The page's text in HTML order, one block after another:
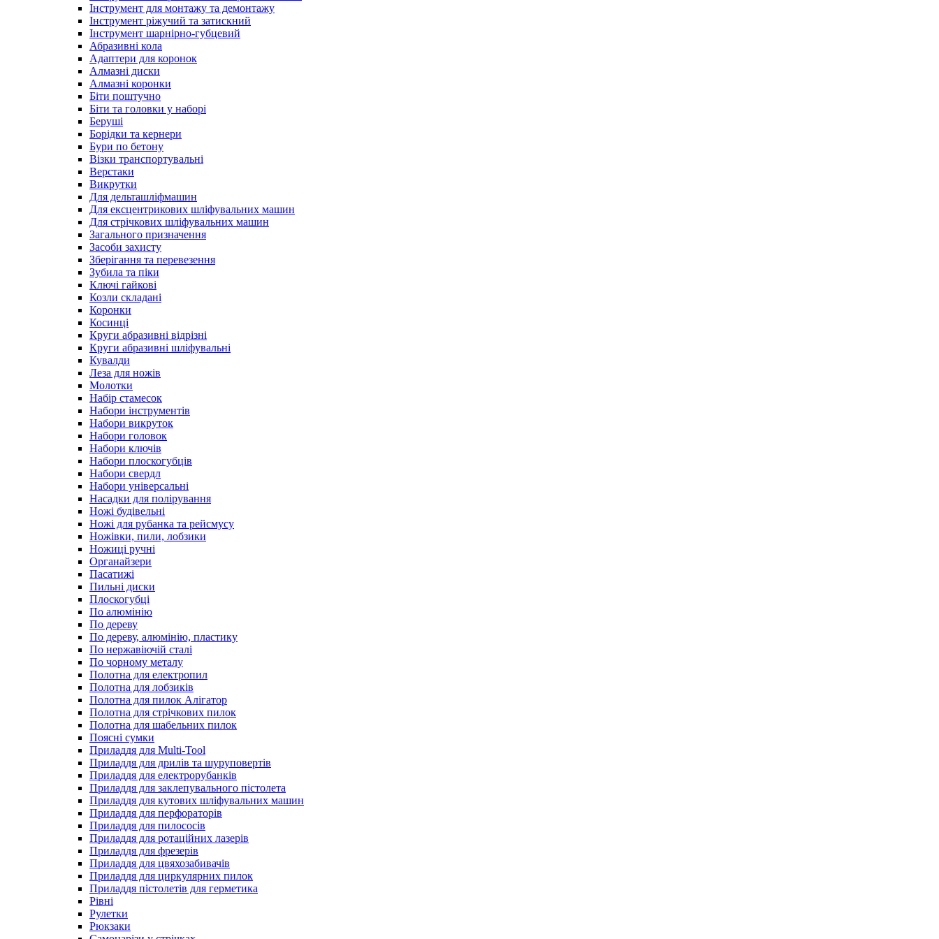
Інструмент для монтажу та демонтажу
Інструмент ріжучий та затискний
Інструмент шарнірно-губцевий
Абразивні кола
Адаптери для коронок
Алмазні диски
Алмазні коронки
Біти поштучно
Біти та головки у наборі
Беруші
Борідки та кернери
Бури по бетону
Візки транспортувальні
Верстаки
Викрутки
Для дельташліфмашин
Для ексцентрикових шліфувальних машин
Для стрічкових шліфувальних машин
Загального призначення
Засоби захисту
Зберігання та перевезення
Зубила та піки
Ключі гайкові
Козли складані
Коронки
Косинці
Круги абразивні відрізні
Круги абразивні шліфувальні
Кувалди
Леза для ножів
Молотки
Набір стамесок
Набори інструментів
Набори викруток
Набори головок
Набори ключів
Набори плоскогубців
Набори свердл
Набори універсальні
Насадки для полірування
Ножі будівельні
Ножі для рубанка та рейсмусу
Ножівки, пили, лобзики
Ножиці ручні
Органайзери
Пасатижі
Пильні диски
Плоскогубці
По алюмінію
По дереву
По дереву, алюмінію, пластику
По нержавіючій сталі
По чорному металу
Полотна для електропил
Полотна для лобзиків
Полотна для пилок Алігатор
Полотна для стрічкових пилок
Полотна для шабельних пилок
Поясні сумки
Приладдя для Multi-Tool
Приладдя для дрилів та шуруповертів
Приладдя для електрорубанків
Приладдя для заклепувального пістолета
Приладдя для кутових шліфувальних машин
Приладдя для перфораторів
Приладдя для пилососів
Приладдя для ротаційних лазерів
Приладдя для фрезерів
Приладдя для цвяхозабивачів
Приладдя для циркулярних пилок
Приладдя пістолетів для герметика
Рівні
Рулетки
Рюкзаки